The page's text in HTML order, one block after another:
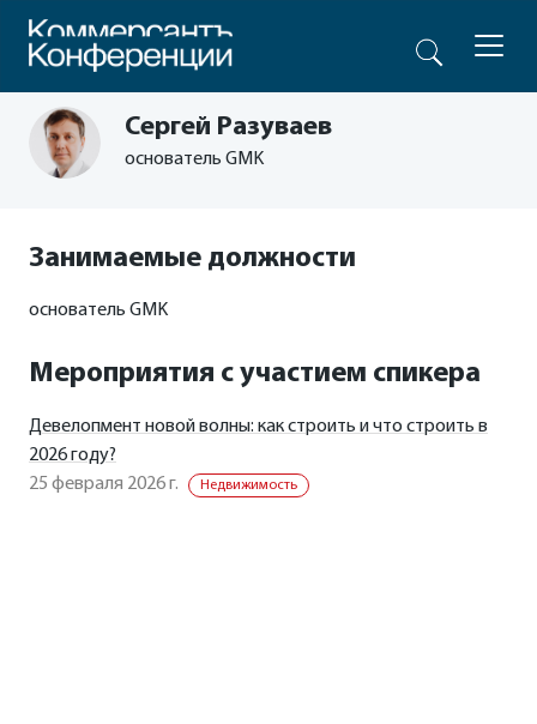
Сергей Разуваев
основатель GMK
Занимаемые должности
основатель GMK
Мероприятия с участием спикера
Девелопмент новой волны: как строить и что строить в
2026 году?
25 февраля 2026 г.
Недвижимость